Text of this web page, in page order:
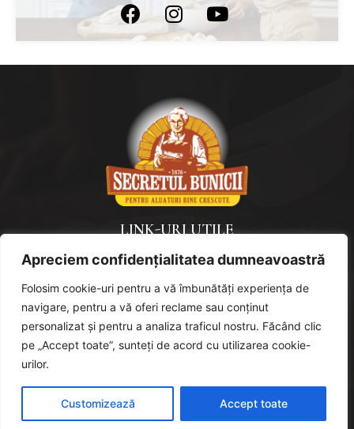
Apreciem confidențialitatea dumneavoastră
Folosim cookie-uri pentru a vă îmbunătăți experiența de
navigare, pentru a vă oferi reclame sau conținut
personalizat și pentru a analiza traficul nostru. Făcând clic
pe „Accept toate”, sunteți de acord cu utilizarea cookie-
urilor.
Customizează Accept toate
LINK-URI UTILE
Politica de confidențialitate
Politică de cookies
URMAREȘTE-NE
Designed and powered by The
Markers – agentie de marketing
online full service | © 2022 All rights reserved